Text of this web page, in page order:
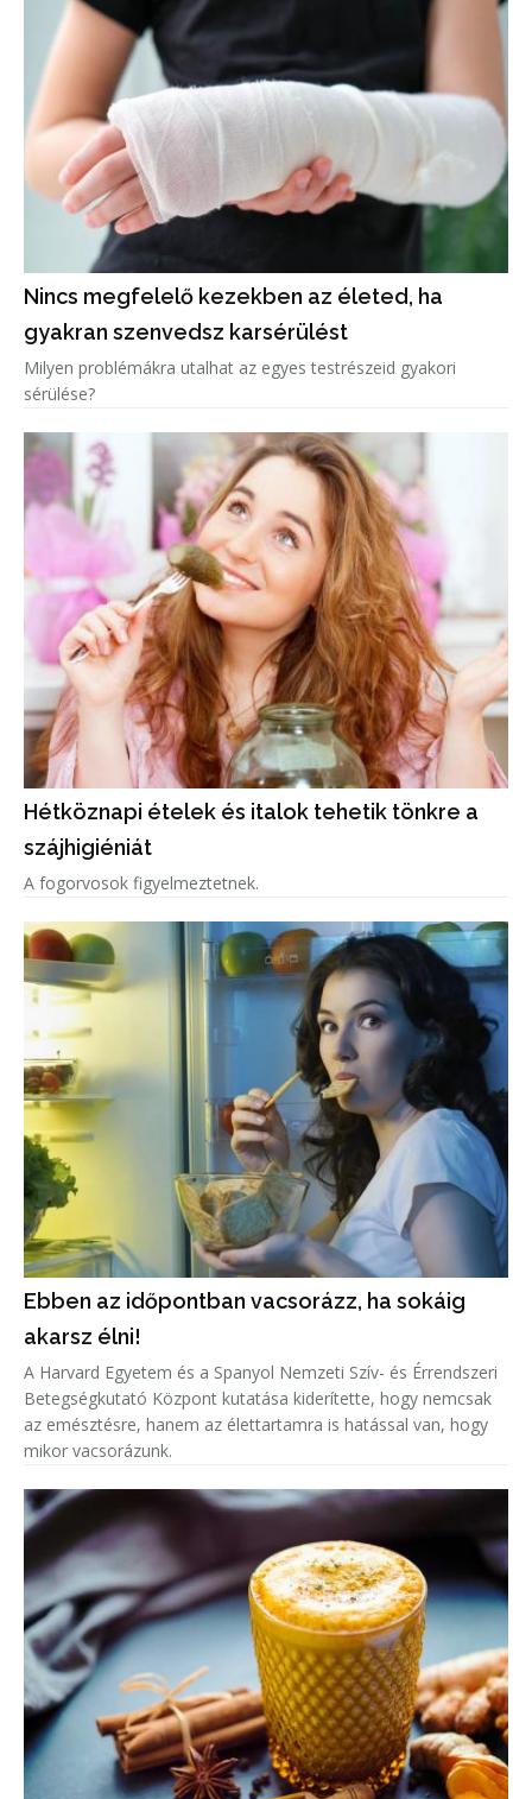
Nincs megfelelő kezekben az életed, ha
gyakran szenvedsz karsérülést
Milyen problémákra utalhat az egyes testrészeid gyakori
sérülése?
Hétköznapi ételek és italok tehetik tönkre a
szájhigiéniát
A fogorvosok figyelmeztetnek.
Ebben az időpontban vacsorázz, ha sokáig
akarsz élni!
A Harvard Egyetem és a Spanyol Nemzeti Szív- és Érrendszeri
Betegségkutató Központ kutatása kiderítette, hogy nemcsak
az emésztésre, hanem az élettartamra is hatással van, hogy
mikor vacsorázunk.